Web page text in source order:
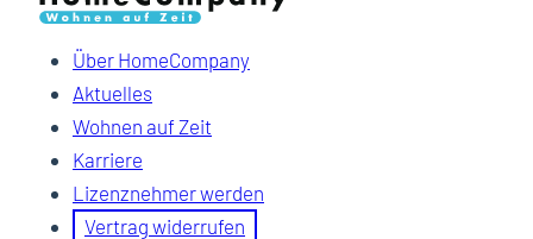
Über HomeCompany
Aktuelles
Wohnen auf Zeit
Karriere
Lizenznehmer werden
Vertrag widerrufen